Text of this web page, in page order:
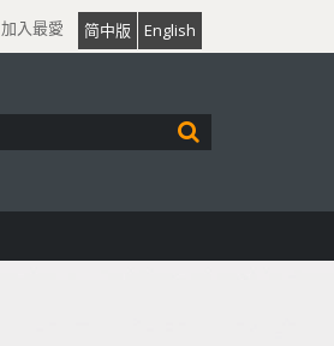
加入最愛 简中版 English